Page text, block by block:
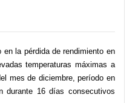
la pérdida de rendimiento en
temperaturas máximas a
mes de diciembre, período en
durante 16 días consecutivos